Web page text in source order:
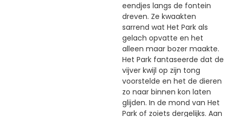
eendjes langs de fontein
dreven. Ze kwaakten
sarrend wat Het Park als
gelach opvatte en het
alleen maar bozer maakte.
Het Park fantaseerde dat de
vijver kwijl op zijn tong
voorstelde en het de dieren
zo naar binnen kon laten
glijden. In de mond van Het
Park of zoiets dergelijks. Aan